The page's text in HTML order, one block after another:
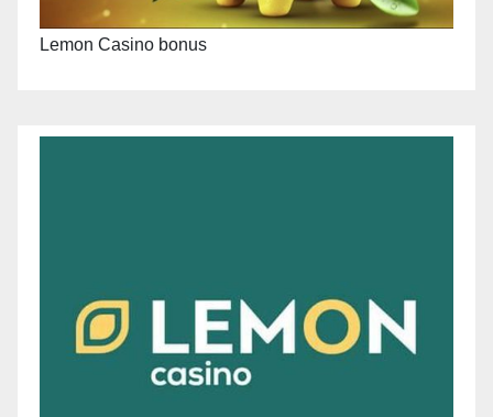
Lemon Casino bonus